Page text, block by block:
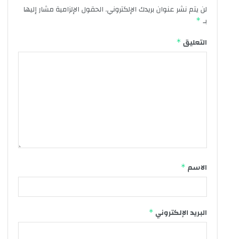
لن يتم نشر عنوان بريدك الإلكتروني.الحقول الإلزامية مشار إليها
بـ *
التعليق *
الاسم *
البريد الإلكتروني *